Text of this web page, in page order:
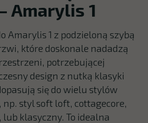
Amarylis 1
Amarylis 1 z podzieloną szybą
które doskonale nadadzą
potrzebującej
design z nutką klasyki
się do wielu stylów
styl soft loft, cottagecore,
klasyczny. To idealna